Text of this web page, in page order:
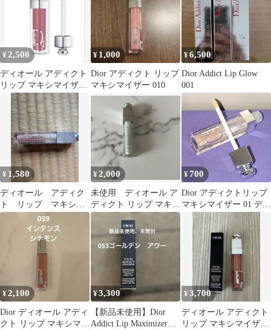
¥ 2,500
ディオール アディクト
リップ マキシマイザー
/ 068 シマー プラム
¥ 1,000
Dior アディクト リップ
マキシマイザー 010
¥6,500
Dior Addict Lip Glow
001
¥ 1,580
ディオール アディク
ト リップ マキシマ
イザー 103 ピュアゴ
ールド 限定品
¥2,000
未使用 ディオール ア
ディクト リップ マキシ
マイザー 011
¥700
Dior アディクトリップ
マキシマイザー 01 ディ
オール グロス デパコス
¥2,100
Dior ディオール アディ
クト リップ マキシマイ
¥3,300
【新品未使用】Dior
Addict Lip Maximizer
¥3,700
ディオール アディクト
リップ マキシマイザー